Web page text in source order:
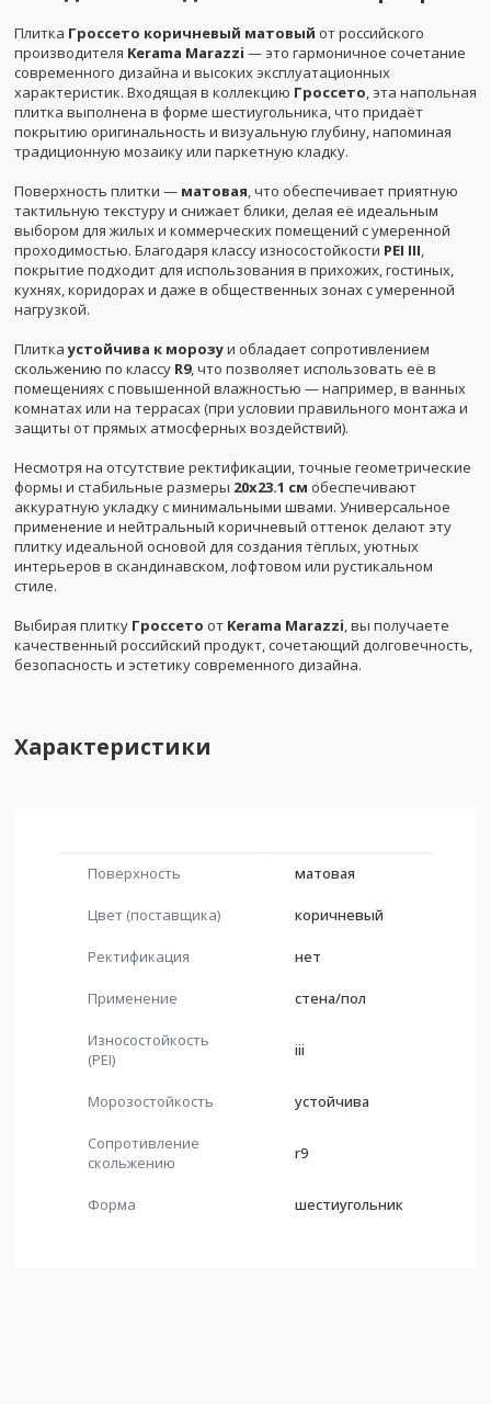
Плитка Гроссето коричневый матовый от российского
производителя Kerama Marazzi — это гармоничное сочетание
современного дизайна и высоких эксплуатационных
характеристик. Входящая в коллекцию Гроссето , эта напольная
плитка выполнена в форме шестиугольника, что придаёт
покрытию оригинальность и визуальную глубину, напоминая
традиционную мозаику или паркетную кладку.
Поверхность плитки — матовая , что обеспечивает приятную
тактильную текстуру и снижает блики, делая её идеальным
выбором для жилых и коммерческих помещений с умеренной
проходимостью. Благодаря классу износостойкости PEI III
покрытие подходит для использования в прихожих, гостиных,
кухнях, коридорах и даже в общественных зонах с умеренной
нагрузкой.
Плиткаустойчива к морозуи обладает сопротивлением
скольжению по классу R9, что позволяет использовать её в
помещениях с повышенной влажностью — например, в ванных
комнатах или на террасах (при условии правильного монтажа и
защиты от прямых атмосферных воздействий).
Несмотря на отсутствие ректификации, точные геометрические
формы и стабильные размеры 20x23.1 см обеспечивают
аккуратную укладку с минимальными швами. Универсальное
применение и нейтральный коричневый оттенок делают эту
плитку идеальной основой для создания тёплых, уютных
интерьеров в скандинавском, лофтовом или рустикальном
стиле.
Выбирая плитку Гроссето от Kerama Marazzi , вы получаете
качественный российский продукт, сочетающий долговечность,
безопасность и эстетику современного дизайна.
Характеристики
Поверхность матовая
Цвет (поставщика) коричневый
Ректификация нет
Применение стена/пол
Износостойкость
(PEI)
iii
Морозостойкость устойчива
Сопротивление
скольжению
r9
Форма шестиугольник